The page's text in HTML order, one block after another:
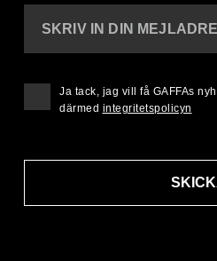
SKRIV IN DIN
Ja tack, jag vill få GAFFAs
därmed integritetspolicyn